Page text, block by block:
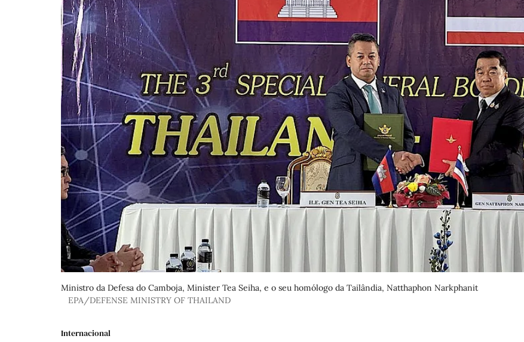
Ministro da Defesa do Camboja, Minister Tea Seiha, e o seu homólogo da Tailândia, Natthaphon Narkphanit
EPA/DEFENSE MINISTRY OF THAILAND
Internacional